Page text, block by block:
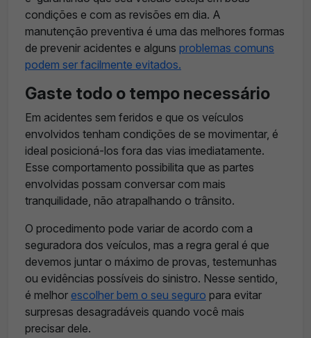
condições e com as revisões em dia. A
manutenção preventiva é uma das melhores formas
de prevenir acidentes e alguns problemas comuns
podem ser facilmente evitados.
Gaste todo o tempo necessário
Em acidentes sem feridos e que os veículos
envolvidos tenham condições de se movimentar, é
ideal posicioná-los fora das vias imediatamente.
Esse comportamento possibilita que as partes
envolvidas possam conversar com mais
tranquilidade, não atrapalhando o trânsito.
O procedimento pode variar de acordo com a
seguradora dos veículos, mas a regra geral é que
devemos juntar o máximo de provas, testemunhas
ou evidências possíveis do sinistro. Nesse sentido,
é melhor escolher bem o seu seguro para evitar
surpresas desagradáveis quando você mais
precisar dele.